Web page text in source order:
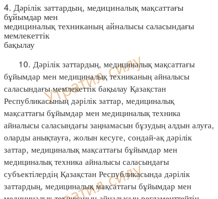
4. Дәрілік заттардың, медициналық мақсаттағы
бұйымдар мен
медициналық техниканың айналысы саласындағы
мемлекеттік
бақылау
10. Дәрілік заттардың, медициналық мақсаттағы
бұйымдар мен медициналық техниканың айналысы
саласындағы мемлекеттік бақылау Қазақстан
Республикасының дәрілік заттар, медициналық
мақсаттағы бұйымдар мен медициналық техника
айналысы саласындағы заңнамасын бұзудың алдын алуға,
оларды анықтауға, жолын кесуге, сондай-ақ дәрілік
заттар, медициналық мақсаттағы бұйымдар мен
медициналық техника айналысы саласындағы
субъектілердің Қазақстан Республикасында дәрілік
заттардың, медициналық мақсаттағы бұйымдар мен